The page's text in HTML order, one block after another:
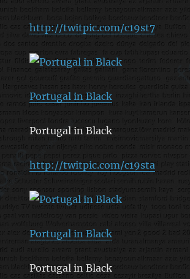
http://twitpic.com/c19st7
Portugal in Black
Portugal in Black
http://twitpic.com/c19sta
Portugal in Black
Portugal in Black